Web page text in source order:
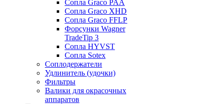
Сопла Graco PAA
Сопла Graco XHD
Сопла Graco FFLP
Форсунки Wagner
TradeTip 3
Сопла HYVST
Сопла Sotex
Соплодержатели
Удлинитель (удочки)
Фильтры
Валики для окрасочных
аппаратов